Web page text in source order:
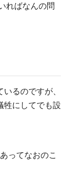
ればなんの問
るのですが、
牲にしてでも設
ってなおのこ